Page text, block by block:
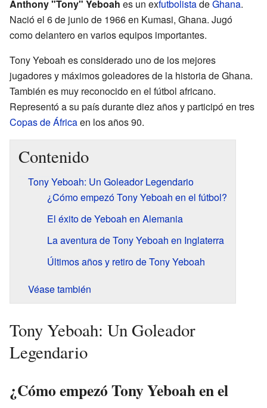
Anthony "Tony" Yeboah es un exfutbolistadeGhana.
Nació el 6 de junio de 1966 en Kumasi, Ghana. Jugó
como delantero en varios equipos importantes.
Tony Yeboah es considerado uno de los mejores
jugadores y máximos goleadores de la historia de Ghana.
También es muy reconocido en el fútbol africano.
Representó a su país durante diez años y participó en tres
Copas de Áfricaen los años 90.
Contenido
Tony Yeboah: Un Goleador Legendario
¿Cómo empezó Tony Yeboah en el fútbol?
El éxito de Yeboah en Alemania
La aventura de Tony Yeboah en Inglaterra
Últimos años y retiro de Tony Yeboah
Véase también
Tony Yeboah: Un Goleador
Legendario
¿Cómo empezó Tony Yeboah en el